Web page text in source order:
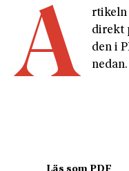
A
rtikeln
direkt
den i
nedan.